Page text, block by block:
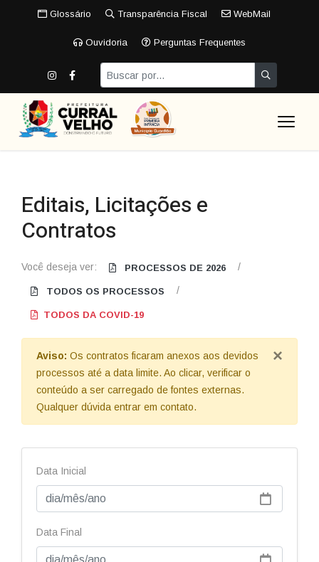
Glossário Transparência Fiscal WebMail
Ouvidoria Perguntas Frequentes
Editais, Licitações e
Contratos
Você deseja ver: PROCESSOS DE 2026 /
TODOS OS PROCESSOS /
TODOS DA COVID-19
×
Aviso: Os contratos ficaram anexos aos devidos
processos até a data limite. Ao clicar, verificar o
conteúdo a ser carregado de fontes externas.
Qualquer dúvida entrar em contato.
Data Inicial
Data Final